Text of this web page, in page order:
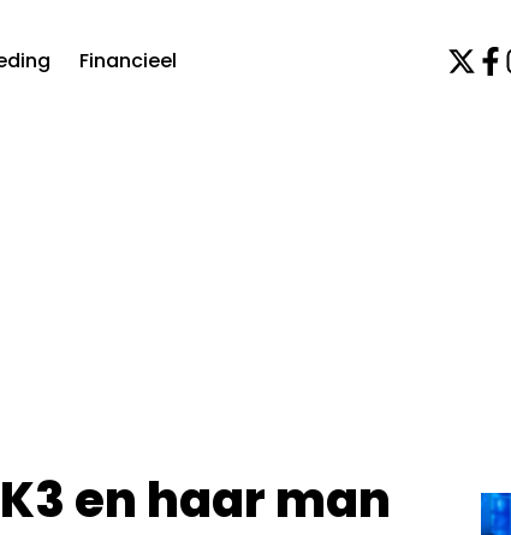
Financieel
en haar man